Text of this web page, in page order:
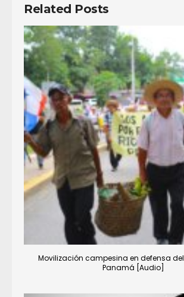
Related Posts
Movilización campesina en defensa
Panamá [Audio]